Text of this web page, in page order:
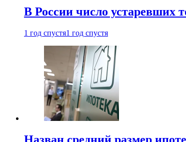
В России число устаревших
1 год спустя1 год спустя